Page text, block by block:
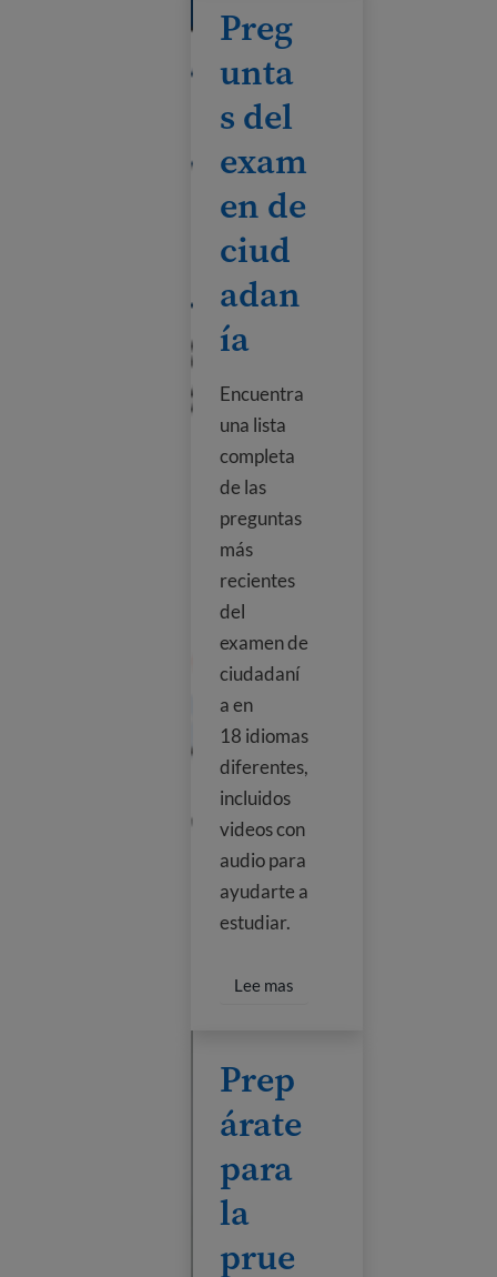
Preg
unta
s del
exam
en de
ciud
adan
ía
Encuentra
una lista
completa
de las
preguntas
más
recientes
del
examen de
ciudadaní
a en
18 idiomas
diferentes,
incluidos
videos con
audio para
ayudarte a
estudiar.
Lee mas
Prep
árate
para
la
prue